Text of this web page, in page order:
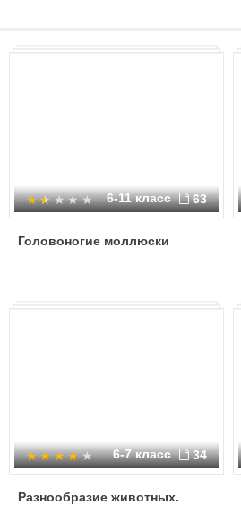
6-11 класс 63
Головоногие моллюски
6-7 класс 34
Разнообразие животных.